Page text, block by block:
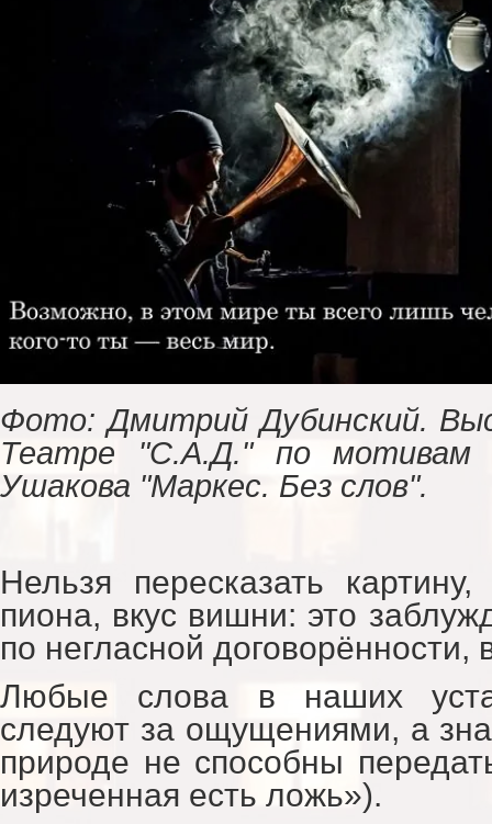
Фото: Дмитрий Дубинский.
Театре "С.А.Д." по мотивам
Ушакова "Маркес. Без слов".
Нельзя пересказать
пиона, вкус вишни: это
по негласной договорённости,
Любые слова в наших
следуют за ощущениями, а
природе не способны
изреченная есть ложь»).